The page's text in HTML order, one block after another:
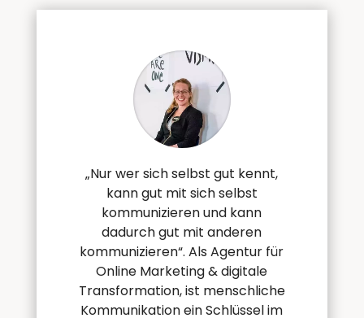
„Nur wer sich selbst gut kennt,
kann gut mit sich selbst
kommunizieren und kann
dadurch gut mit anderen
kommunizieren“. Als Agentur für
Online Marketing & digitale
Transformation, ist menschliche
Kommunikation ein Schlüssel im